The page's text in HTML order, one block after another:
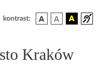
kontrast:
Kraków